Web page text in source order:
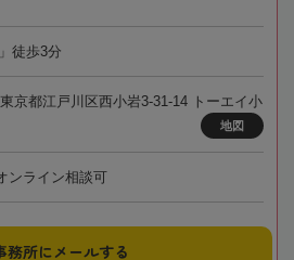
徒歩3分
京都江戸川区西小岩3-31-14 トーエイ小
地図
ンライン相談可
務所にメールする